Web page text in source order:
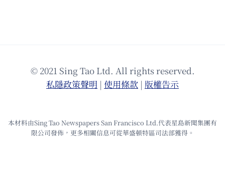
© 2021 Sing Tao Ltd. All rights reserved.
私隱政策聲明 | 使⽤條款 | 版權告⽰
本材料由Sing Tao Newspapers San Francisco Ltd.代表星島新聞集團有
限公司發佈，更多相關信息可從華盛頓特區司法部獲得。